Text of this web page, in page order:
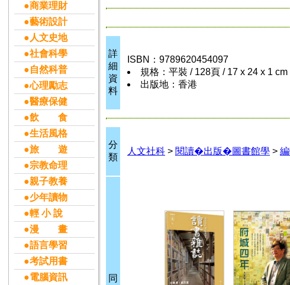
●商業理財
●藝術設計
●人文史地
●社會科學
●自然科普
●心理勵志
●醫療保健
●飲 食
●生活風格
●旅 遊
●宗教命理
●親子教養
●少年讀物
●輕 小 說
●漫 畫
●語言學習
●考試用書
●電腦資訊
詳
細
資
料
ISBN：9789620454097
規格：平裝 / 128頁 / 17 x 24 x 1
出版地：香港
分
類
人文社科 > 閱讀�出版�圖書館學 >
同